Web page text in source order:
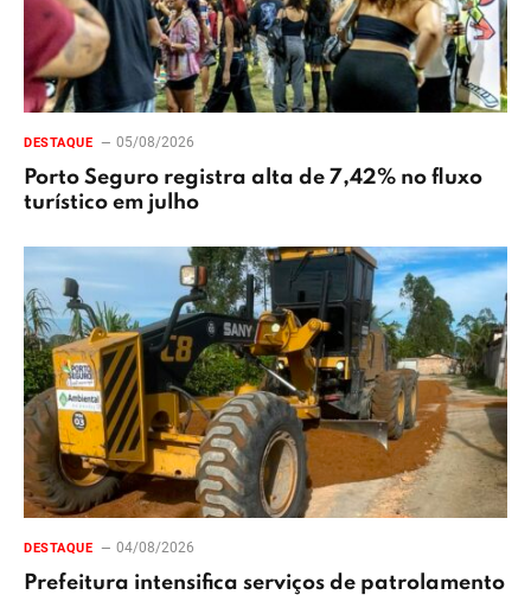
DESTAQUE 05/08/2026
Porto Seguro registra alta de 7,42% no fluxo
turístico em julho
DESTAQUE 04/08/2026
Prefeitura intensifica serviços de patrolamento